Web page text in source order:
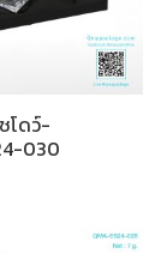
โดว์-
030